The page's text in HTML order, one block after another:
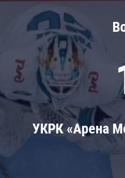
УКРК «Арена